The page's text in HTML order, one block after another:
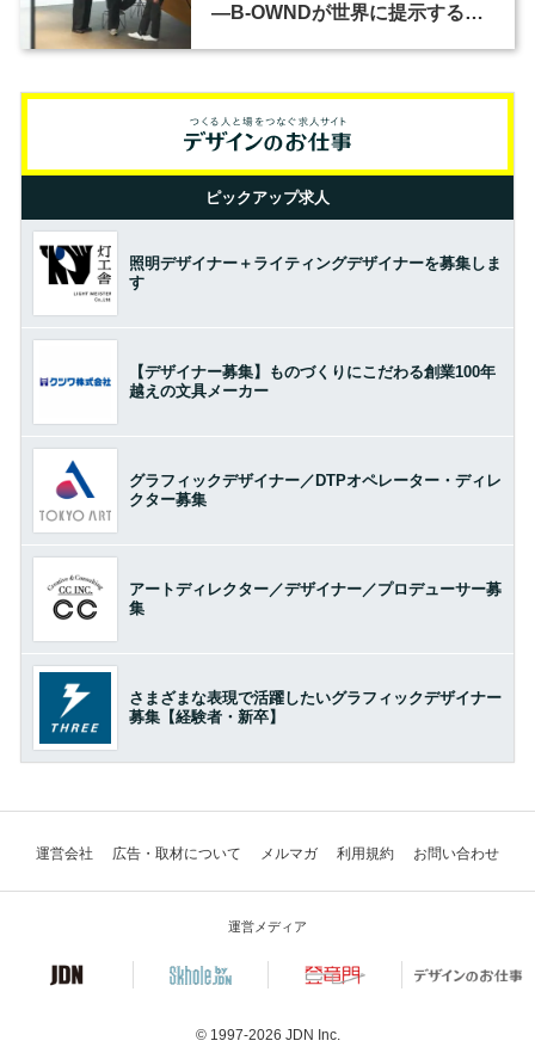
―B-OWNDが世界に提示する美
ピックアップ求人
照明デザイナー＋ライティングデザイナーを募集しま
す
【デザイナー募集】ものづくりにこだわる創業100年
越えの文具メーカー
グラフィックデザイナー／DTPオペレーター・ディレ
クター募集
アートディレクター／デザイナー／プロデューサー募
集
さまざまな表現で活躍したいグラフィックデザイナー
募集【経験者・新卒】
運営会社 広告・取材について メルマガ 利用規約 お問い合わせ
運営メディア
© 1997-2026 JDN Inc.